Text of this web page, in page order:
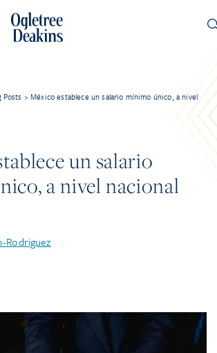
Posts >México establece un salario mínimo único, a nivel
un salario
a nivel nacional
Rodriguez